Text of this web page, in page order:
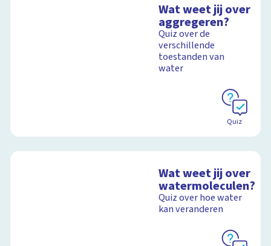
Wat weet jij over
aggregeren?
Quiz over de
verschillende
toestanden van
water
Quiz
Wat weet jij over
watermoleculen?
Quiz over hoe water
kan veranderen